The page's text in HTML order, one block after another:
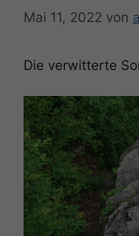
Mai 11, 2022 von
Die verwitterte